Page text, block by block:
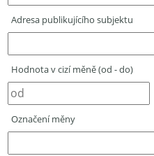
Adresa publikujícího subjektu
Hodnota v cizí měně (od - do)
Označení měny